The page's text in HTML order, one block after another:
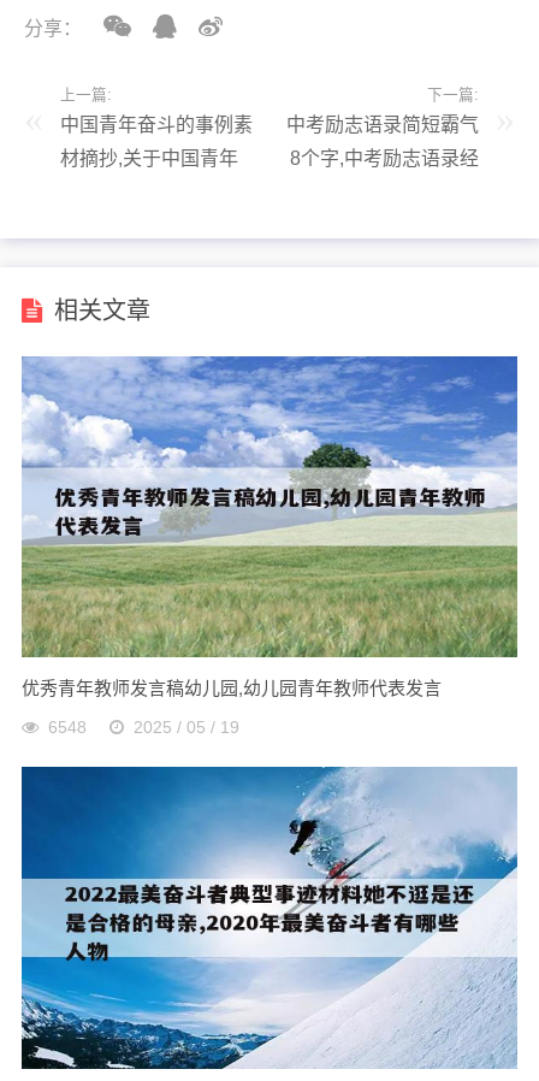
分享：
上一篇:
中国青年奋斗的事例素
材摘抄,关于中国青年
下一篇:
中考励志语录简短霸气
8个字,中考励志语录经
相关文章
优秀青年教师发言稿幼儿园,幼儿园青年教师代表发言
6548 2025 / 05 / 19